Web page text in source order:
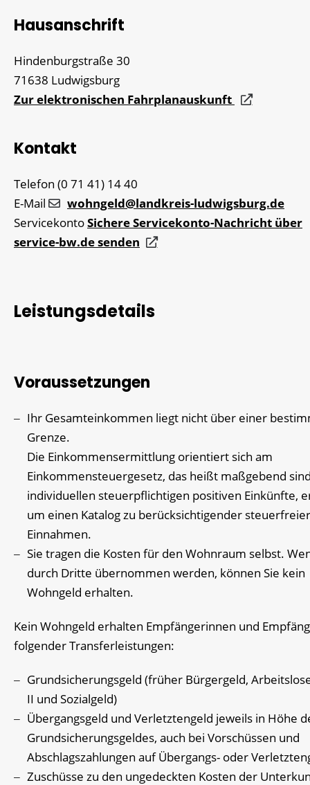
Hausanschrift
Hindenburgstraße 30
71638 Ludwigsburg
Zur elektronischen Fahrplanauskunft
Kontakt
Telefon (0 71 41) 1440
E-Mail
wohngeld@landkreis-ludwigsburg.de
ServicekontoSichere Servicekonto-Nachricht über
service-bw.de senden
Leistungsdetails
Voraussetzungen
Ihr Gesamteinkommen liegt nicht über einer
Grenze.
Die Einkommensermittlung orientiert sich am
Einkommensteuergesetz, das heißt maßgebend
individuellen steuerpflichtigen positiven Einkünfte,
um einen Katalog zu berücksichtigender steuerfreier
Einnahmen.
Sie tragen die Kosten für den Wohnraum selbst.
durch Dritte übernommen werden, können Sie kein
Wohngeld erhalten.
Kein Wohngeld erhalten Empfängerinnen und
folgender Transferleistungen:
Grundsicherungsgeld (früher Bürgergeld,
II und Sozialgeld)
Übergangsgeld und Verletztengeld jeweils in Höhe
Grundsicherungsgeldes, auch bei Vorschüssen und
Abschlagszahlungen auf Übergangs- oder
Zuschüsse zu den ungedeckten Kosten der